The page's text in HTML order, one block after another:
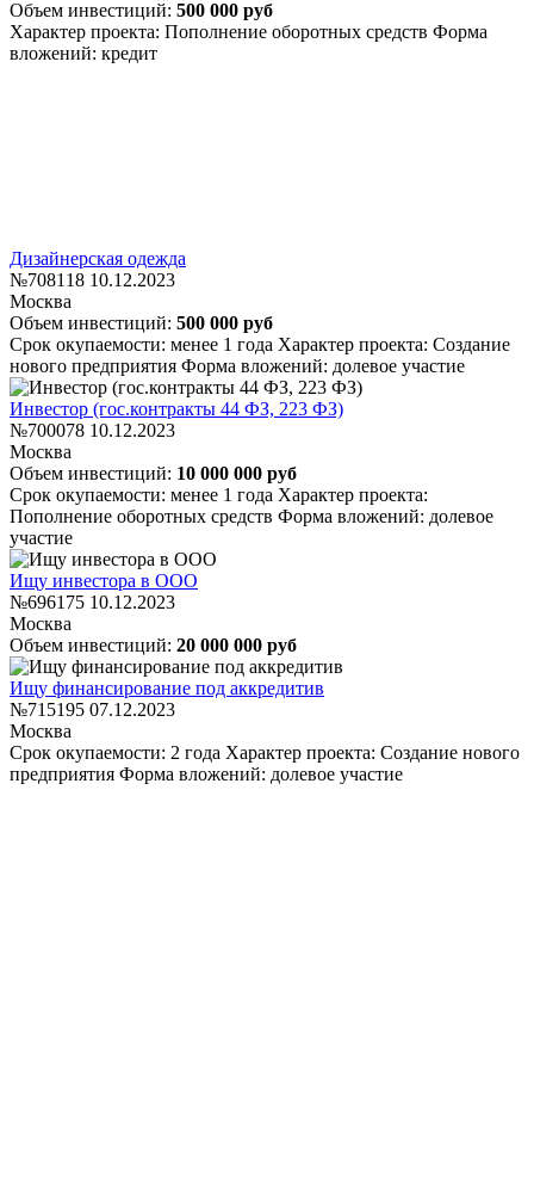
Объем инвестиций: 500 000 руб
Характер проекта: Пополнение оборотных средств Форма
вложений: кредит
Дизайнерская одежда
№708118 10.12.2023
Москва
Объем инвестиций: 500 000 руб
Срок окупаемости: менее 1 года Характер проекта: Создание
нового предприятия Форма вложений: долевое участие
Инвестор (гос.контракты 44 ФЗ, 223 ФЗ)
№700078 10.12.2023
Москва
Объем инвестиций: 10 000 000 руб
Срок окупаемости: менее 1 года Характер проекта:
Пополнение оборотных средств Форма вложений: долевое
участие
Ищу инвестора в ООО
№696175 10.12.2023
Москва
Объем инвестиций: 20 000 000 руб
Ищу финансирование под аккредитив
№715195 07.12.2023
Москва
Срок окупаемости: 2 года Характер проекта: Создание нового
предприятия Форма вложений: долевое участие